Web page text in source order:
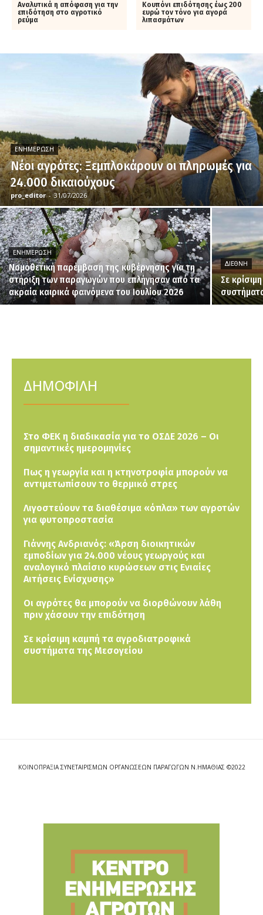
Αναλυτικά η απόφαση για την
επιδότηση στο αγροτικό
ρεύμα
Κουπόνι επιδότησης έως 200
ευρώ τον τόνο για αγορά
λιπασμάτων
ΕΝΗΜΈΡΩΣΗ
Νέοι αγρότες: Ξεμπλοκάρουν οι πληρωμές για
24.000 δικαιούχους
pro_editor - 31/07/2026
ΕΝΗΜΈΡΩΣΗ
Νομοθετική παρέμβαση της κυβέρνησης για τη
στήριξη των παραγωγών που επλήγησαν από τα
ακραία καιρικά φαινόμενα του Ιουλίου 2026
ΔΙΕΘΝΉ
Σε
ΔΗΜΟΦΙΛΗ
Στο ΦΕΚ η διαδικασία για το ΟΣΔΕ 2026 – Οι
σημαντικές ημερομηνίες
Πως η γεωργία και η κτηνοτροφία μπορούν να
αντιμετωπίσουν το θερμικό στρες
Λιγοστεύουν τα διαθέσιμα «όπλα» των αγροτών
για φυτοπροστασία
Γιάννης Ανδριανός: «Άρση διοικητικών
εμποδίων για 24.000 νέους γεωργούς και
αναλογικό πλαίσιο κυρώσεων στις Ενιαίες
Αιτήσεις Ενίσχυσης»
Οι αγρότες θα μπορούν να διορθώνουν λάθη
πριν χάσουν την επιδότηση
Σε κρίσιμη καμπή τα αγροδιατροφικά
συστήματα της Μεσογείου
ΚΟΙΝΟΠΡΑΞΙΑ ΣΥΝΕΤΑΙΡΙΣΜΩΝ ΟΡΓΑΝΩΣΕΩΝ ΠΑΡΑΓΩΓΩΝ Ν.ΗΜΑΘΙΑΣ ©2022